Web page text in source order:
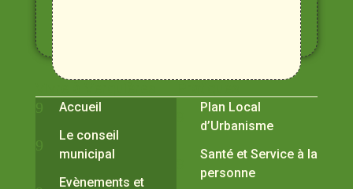
Alpilles
et
Durance
Accueil
Le conseil
municipal
Evènements et
Plan Local
d’Urbanisme
Santé et Service à la
personne